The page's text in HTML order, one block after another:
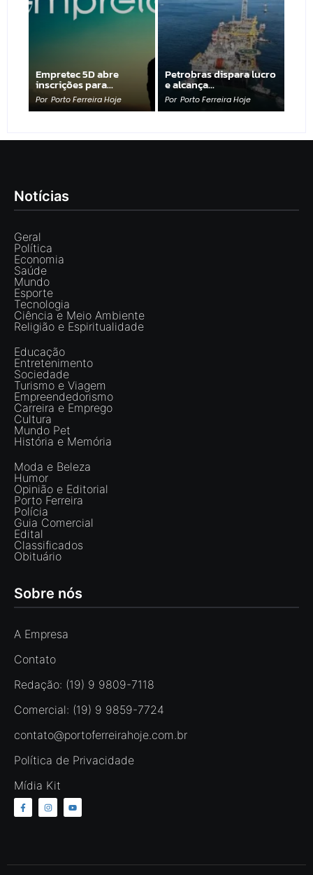
Empretec 5D abre
inscrições para…
Por Porto Ferreira Hoje
Petrobras dispara lucro
e alcança…
Por Porto Ferreira Hoje
Notícias
Geral
Política
Economia
Saúde
Mundo
Esporte
Tecnologia
Ciência e Meio Ambiente
Religião e Espiritualidade
Educação
Entretenimento
Sociedade
Turismo e Viagem
Empreendedorismo
Carreira e Emprego
Cultura
Mundo Pet
História e Memória
Moda e Beleza
Humor
Opinião e Editorial
Porto Ferreira
Polícia
Guia Comercial
Edital
Classificados
Obituário
Sobre nós
A Empresa
Contato
Redação: (19) 9 9809-7118
Comercial: (19) 9 9859-7724
contato@portoferreirahoje.com.br
Política de Privacidade
Mídia Kit